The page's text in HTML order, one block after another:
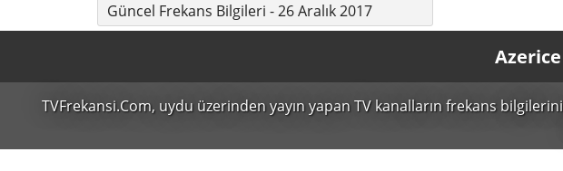
Güncel Frekans Bilgileri - 26 Aralık 2017
Azerice
TVFrekansi.Com, uydu üzerinden yayın yapan TV kanalların frekans